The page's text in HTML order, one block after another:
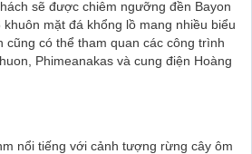
sẽ được chiêm ngưỡng đền Bayon
mặt đá khổng lồ mang nhiều biểu
cũng có thể tham quan các công trình
Phimeanakas và cung điện Hoàng
nổi tiếng với cảnh tượng rừng cây ôm